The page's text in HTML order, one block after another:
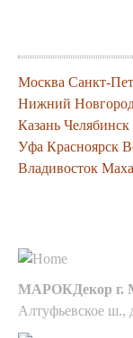
Москва Санкт-
Нижний
Казань Челябинск
Уфа Красноярск
Владивосток
МАРОКДекор г.
Алтуфьевское ш.,